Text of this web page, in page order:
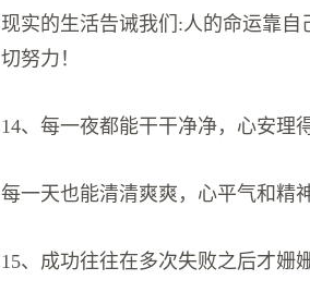
现实的生活告诫我们:人的命运靠
切努力！
14、每一夜都能干干净净，心安理
每一天也能清清爽爽，心平气和精
15、成功往往在多次失败之后才姗